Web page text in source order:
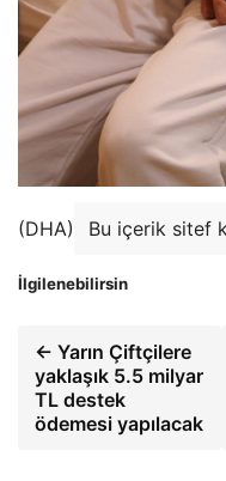
(DHA) Bu içerik sitef
İlgilenebilirsin
← Yarın Çiftçilere
yaklaşık 5.5 milyar
TL destek
ödemesi yapılacak